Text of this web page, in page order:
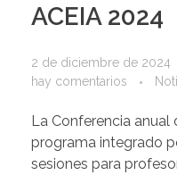
ACEIA 2024
2 de diciembre de 2024
hay comentarios
La Conferencia
programa integrado
sesiones para